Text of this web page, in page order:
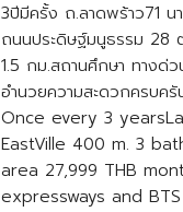
3ปีมีครั้ง ถ.ลาดพร้าว71
ถนนประดิษฐ์มนูธรรม 28
1.5 กม.สถานศึกษา ทางด่
อำนวยความสะดวกครบครั
Once every 3
EastVille 400 m. 3
area 27,999 THB
expressways and